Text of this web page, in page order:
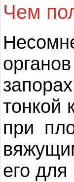
Чем
тонкой
при
его для